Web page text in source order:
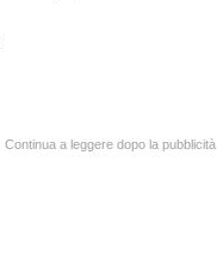
Continua a leggere dopo la pubblicità